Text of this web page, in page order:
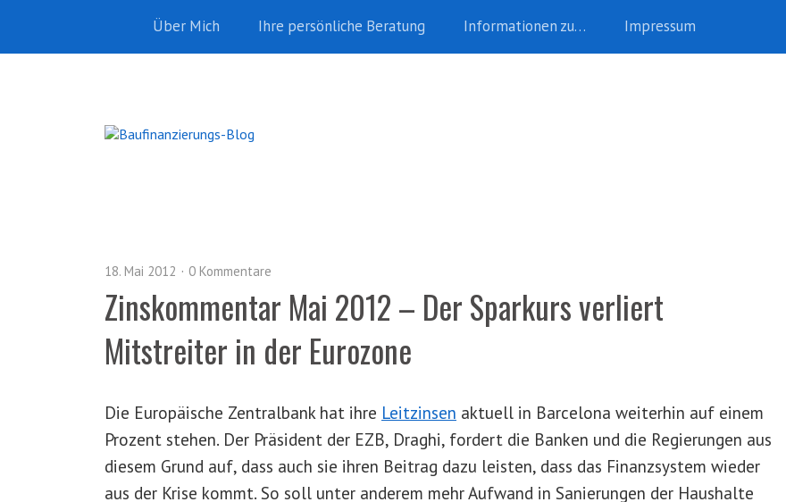
Über Mich Ihre persönliche Beratung Informationen zu… Impressum
18. Mai 2012 0 Kommentare
Zinskommentar Mai 2012 – Der Sparkurs verliert
Mitstreiter in der Eurozone
Die Europäische Zentralbank hat ihre Leitzinsen aktuell in Barcelona weiterhin auf einem
Prozent stehen. Der Präsident der EZB, Draghi, fordert die Banken und die Regierungen aus
diesem Grund auf, dass auch sie ihren Beitrag dazu leisten, dass das Finanzsystem wieder
aus der Krise kommt. So soll unter anderem mehr Aufwand in Sanierungen der Haushalte